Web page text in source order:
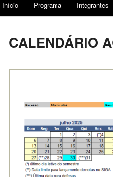
Início Programa Integrantes
CALENDÁRIO